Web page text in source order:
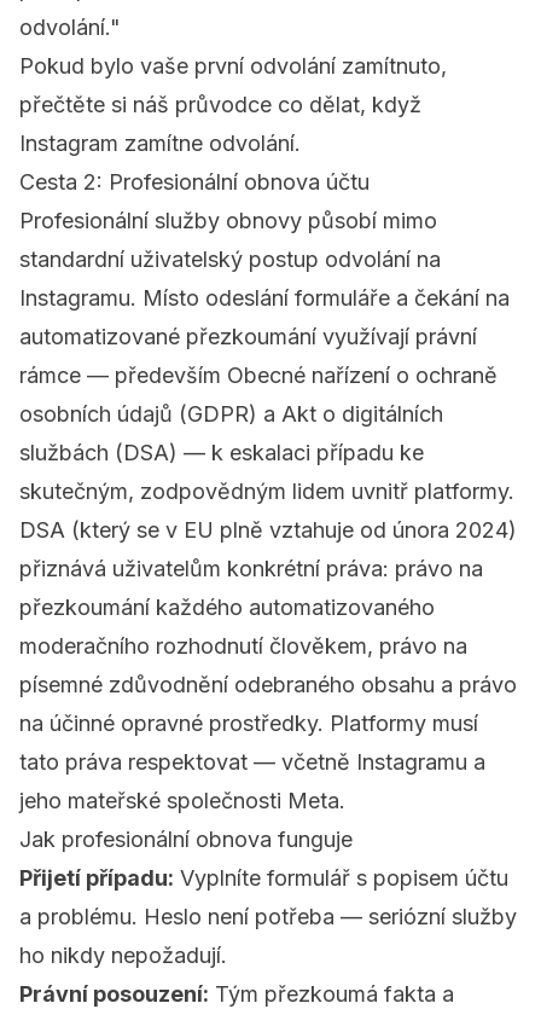
odvolání."
Pokud bylo vaše první odvolání zamítnuto,
přečtěte si náš průvodce co dělat, když
Instagram zamítne odvolání.
Cesta 2: Profesionální obnova účtu
Profesionální služby obnovy působí mimo
standardní uživatelský postup odvolání na
Instagramu. Místo odeslání formuláře a čekání na
automatizované přezkoumání využívají právní
rámce — především Obecné nařízení o ochraně
osobních údajů (GDPR) a Akt o digitálních
službách (DSA) — k eskalaci případu ke
skutečným, zodpovědným lidem uvnitř platformy.
DSA (který se v EU plně vztahuje od února 2024)
přiznává uživatelům konkrétní práva: právo na
přezkoumání každého automatizovaného
moderačního rozhodnutí člověkem, právo na
písemné zdůvodnění odebraného obsahu a právo
na účinné opravné prostředky. Platformy musí
tato práva respektovat — včetně Instagramu a
jeho mateřské společnosti Meta.
Jak profesionální obnova funguje
Přijetí případu: Vyplníte formulář s popisem účtu
a problému. Heslo není potřeba — seriózní služby
ho nikdy nepožadují.
Právní posouzení: Tým přezkoumá fakta a